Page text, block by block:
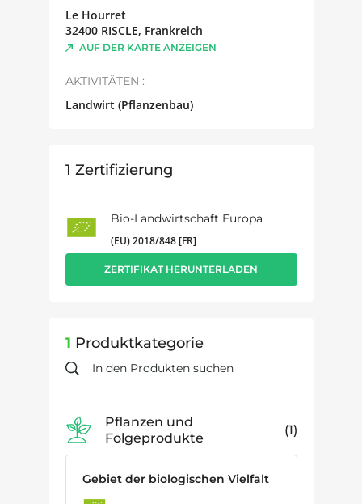
Le Hourret
32400 RISCLE, Frankreich
AUF DER KARTE ANZEIGEN
AKTIVITÄTEN :
Landwirt (Pflanzenbau)
1 Zertifizierung
Bio-Landwirtschaft Europa
(EU) 2018/848 [FR]
ZERTIFIKAT HERUNTERLADEN
1 Produktkategorie
Pflanzen und
Folgeprodukte
1
Gebiet der biologischen Vielfalt